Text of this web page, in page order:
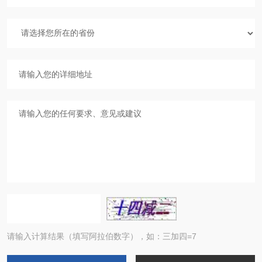
请输入计算结果（填写阿拉伯数字），如：三加四=7